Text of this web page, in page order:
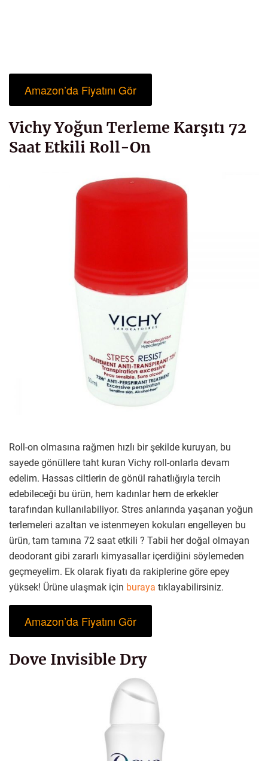
Amazon’da Fiyatını Gör
Vichy Yoğun Terleme Karşıtı 72
Saat Etkili Roll-On
Roll-on olmasına rağmen hızlı bir şekilde kuruyan, bu
sayede gönüllere taht kuran Vichy roll-onlarla devam
edelim. Hassas ciltlerin de gönül rahatlığıyla tercih
edebileceği bu ürün, hem kadınlar hem de erkekler
tarafından kullanılabiliyor. Stres anlarında yaşanan yoğun
terlemeleri azaltan ve istenmeyen kokuları engelleyen bu
ürün, tam tamına 72 saat etkili ? Tabii her doğal olmayan
deodorant gibi zararlı kimyasallar içerdiğini söylemeden
geçmeyelim. Ek olarak fiyatı da rakiplerine göre epey
yüksek! Ürüne ulaşmak için buraya tıklayabilirsiniz.
Amazon’da Fiyatını Gör
Dove Invisible Dry